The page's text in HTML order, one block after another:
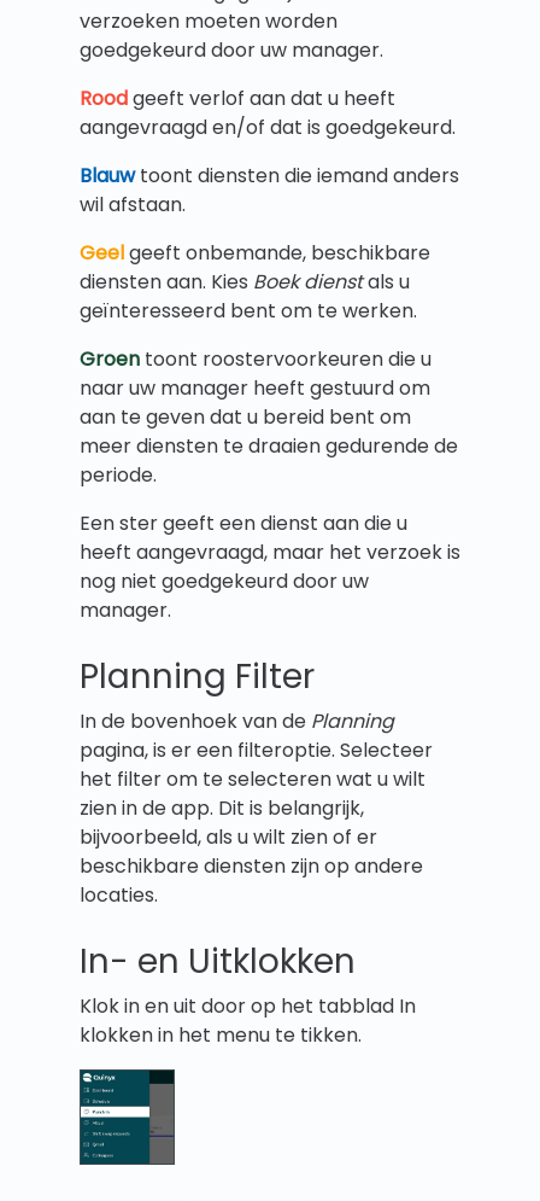
verzoeken moeten worden
goedgekeurd door uw manager.
Roodgeeft verlof aan dat u heeft
aangevraagd en/of dat is goedgekeurd.
Blauwtoont diensten die iemand anders
wil afstaan.
Geelgeeft onbemande, beschikbare
diensten aan. Kies Boek dienstals u
geïnteresseerd bent om te werken.
Groen toont roostervoorkeuren die u
naar uw manager heeft gestuurd om
aan te geven dat u bereid bent om
meer diensten te draaien gedurende de
periode.
Een ster geeft een dienst aan die u
heeft aangevraagd, maar het verzoek is
nog niet goedgekeurd door uw
manager.
Planning Filter
In de bovenhoek van de Planning
pagina, is er een filteroptie. Selecteer
het filter om te selecteren wat u wilt
zien in de app. Dit is belangrijk,
bijvoorbeeld, als u wilt zien of er
beschikbare diensten zijn op andere
locaties.
In- en Uitklokken
Klok in en uit door op het tabblad In
klokken in het menu te tikken.